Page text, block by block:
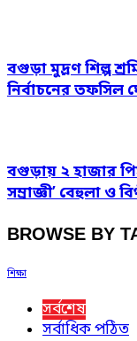
বগুড়া মুদ্রণ শিল্প
নির্বাচনের তফসিল
বগুড়ায় ২ হাজার
সম্রাজ্ঞী’ বেহুলা ও
BROWSE BY
শিক্ষা
সর্বশেষ
সর্বাধিক পঠিত